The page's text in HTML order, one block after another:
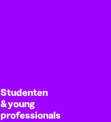
Studenten
& young
professionals